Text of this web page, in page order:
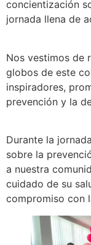
concientización
jornada llena de
Nos vestimos de
globos de este
inspiradores,
prevención y la
Durante la
sobre la
a nuestra
cuidado de su
compromiso con